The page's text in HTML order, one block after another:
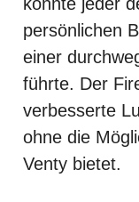
persönlichen
einer
führte. Der
verbesserte
ohne die
Venty bietet.